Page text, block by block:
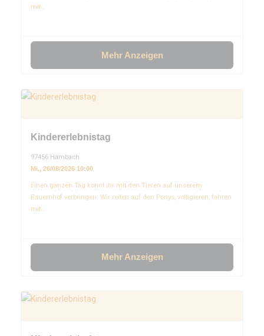
mit…
Mehr Anzeigen
Kindererlebnistag
97456 Hambach
Mi., 26/08/2026 10:00
Einen ganzen Tag könnt ihr mit den Tieren auf unserem
Bauernhof verbringen. Wir reiten auf den Ponys, voltigieren, fahren
mit…
Mehr Anzeigen